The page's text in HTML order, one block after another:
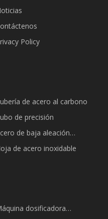
Policy
de acero al carbono
de precisión
de baja aleación
de acero inoxidable
dosificadora